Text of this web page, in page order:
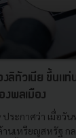
ลิทัวเนีย ขึ้นแ
งพลเมือง
ระกาศว่า เมื่อวั
นเหรียญสหรัฐ ก